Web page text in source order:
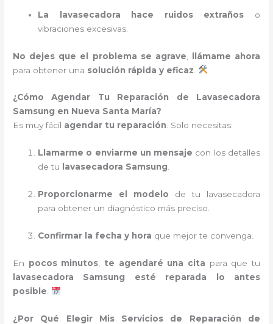
La lavasecadora hace ruidos extraños o
vibraciones excesivas.
No dejes que el problema se agrave
llámame ahora
para obtener una solución rápida y eficaz
¿Cómo Agendar Tu Reparación de Lavasecadora
Samsung en Nueva Santa María?
Es muy fácil agendar tu reparación. Solo necesitas:
Llamarme o enviarme un mensaje con los detalles
de tu
lavasecadora Samsung.
Proporcionarme el modelo de tu lavasecadora
para obtener un diagnóstico más preciso.
Confirmar la fecha y hora que mejor te convenga.
En pocos minutos te agendaré una cita para que tu
lavasecadora Samsung esté reparada lo antes
posible
¿Por Qué Elegir Mis Servicios de Reparación de